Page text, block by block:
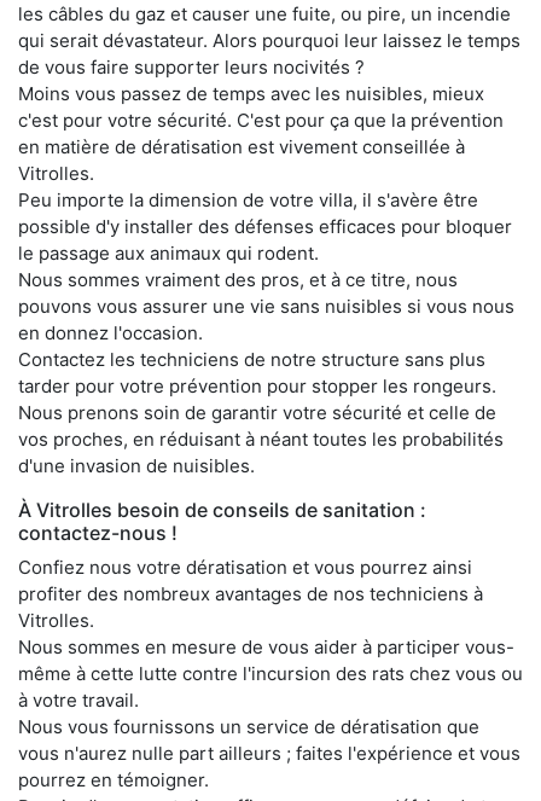
les câbles du gaz et causer une fuite, ou pire, un incendie
qui serait dévastateur. Alors pourquoi leur laissez le temps
de vous faire supporter leurs nocivités ?
Moins vous passez de temps avec les nuisibles, mieux
c'est pour votre sécurité. C'est pour ça que la prévention
en matière de dératisation est vivement conseillée à
Vitrolles.
Peu importe la dimension de votre villa, il s'avère être
possible d'y installer des défenses efficaces pour bloquer
le passage aux animaux qui rodent.
Nous sommes vraiment des pros, et à ce titre, nous
pouvons vous assurer une vie sans nuisibles si vous nous
en donnez l'occasion.
Contactez les techniciens de notre structure sans plus
tarder pour votre prévention pour stopper les rongeurs.
Nous prenons soin de garantir votre sécurité et celle de
vos proches, en réduisant à néant toutes les probabilités
d'une invasion de nuisibles.
À Vitrolles besoin de conseils de sanitation :
contactez-nous !
Confiez nous votre dératisation et vous pourrez ainsi
profiter des nombreux avantages de nos techniciens à
Vitrolles.
Nous sommes en mesure de vous aider à participer vous-
même à cette lutte contre l'incursion des rats chez vous ou
à votre travail.
Nous vous fournissons un service de dératisation que
vous n'aurez nulle part ailleurs ; faites l'expérience et vous
pourrez en témoigner.